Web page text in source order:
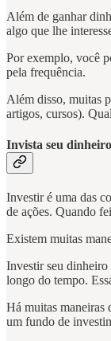
Além de ganhar
algo que lhe
Por exemplo, você
pela frequência.
Além disso, muitas
artigos, cursos).
Invista seu dinheiro
Investir é uma das
de ações. Quando
Existem muitas
Investir seu dinheiro
longo do tempo.
Há muitas maneiras
um fundo de